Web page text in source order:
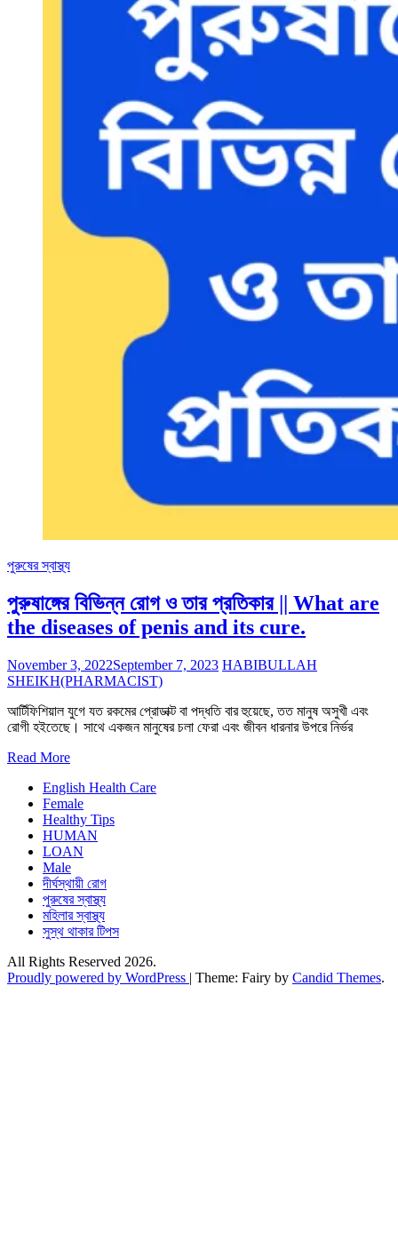
পুরুষের স্বাস্থ্য
পুরুষাঙ্গের বিভিন্ন রোগ ও তার প্রতিকার || What are
the diseases of penis and its cure.
November 3, 2022September 7, 2023 HABIBULLAH
SHEIKH(PHARMACIST)
আর্টিফিশিয়াল যুগে যত রকমের প্রোডাক্ট বা পদ্ধতি বার হুয়েছে, তত মানুষ অসুখী এবং
রোগী হইতেছে। সাথে একজন মানুষের চলা ফেরা এবং জীবন ধারনার উপরে নির্ভর
Read More
English Health Care
Female
Healthy Tips
HUMAN
LOAN
Male
দীর্ঘস্থায়ী রোগ
পুরুষের স্বাস্থ্য
মহিলার স্বাস্থ্য
সুস্থ থাকার টিপস
All Rights Reserved 2026.
Proudly powered by WordPress | Theme: Fairy by Candid Themes.